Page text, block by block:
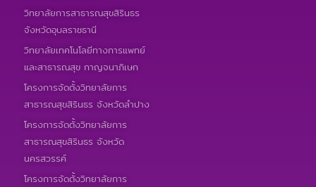
วิทยาลัยการสาธารณสุขสิรินธร
จังหวัดอุบลราชธานี
วิทยาลัยเทคโนโลยีทางการแพทย์
และสาธารณสุข กาญจนาภิเษก
โครงการจัดตั้งวิทยาลัยการ
สาธารณสุขสิรินธร จังหวัดลำปาง
โครงการจัดตั้งวิทยาลัยการ
สาธารณสุขสิรินธร จังหวัด
นครสวรรค์
โครงการจัดตั้งวิทยาลัยการ